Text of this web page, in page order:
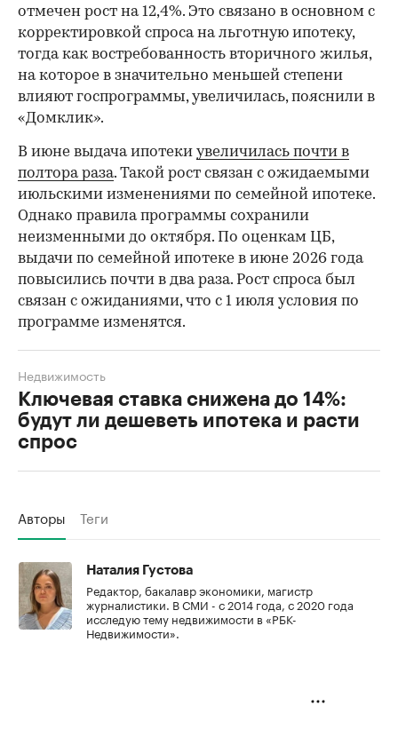
отмечен рост на 12,4%. Это связано в основном с
корректировкой спроса на льготную ипотеку,
тогда как востребованность вторичного жилья,
на которое в значительно меньшей степени
влияют госпрограммы, увеличилась, пояснили в
«Домклик».
В июне выдача ипотеки увеличилась почти в
полтора раза. Такой рост связан с ожидаемыми
июльскими изменениями по семейной ипотеке.
Однако правила программы сохранили
неизменными до октября. По оценкам ЦБ,
выдачи по семейной ипотеке в июне 2026 года
повысились почти в два раза. Рост спроса был
связан с ожиданиями, что с 1 июля условия по
программе изменятся.
Ключевая ставка снижена до 14%:
будут ли дешеветь ипотека и расти
спрос
Недвижимость
Авторы Теги
Наталия Густова
Редактор, бакалавр экономики, магистр
журналистики. В СМИ - с 2014 года, с 2020 года
исследую тему недвижимости в «РБК-
Недвижимости».